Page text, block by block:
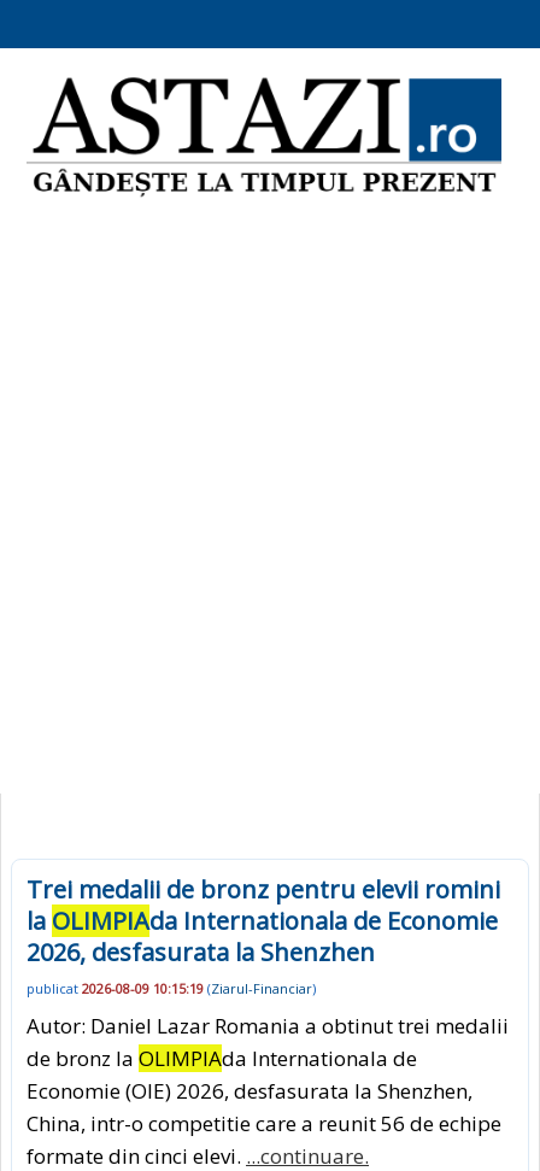
Trei medalii de bronz pentru elevii romini
la OLIMPIAda Internationala de Economie
2026, desfasurata la Shenzhen
publicat 2026-08-09 10:15:19 (Ziarul-Financiar)
Autor: Daniel Lazar Romania a obtinut trei medalii
de bronz la OLIMPIAda Internationala de
Economie (OIE) 2026, desfasurata la Shenzhen,
China, intr-o competitie care a reunit 56 de echipe
formate din cinci elevi. ...continuare.